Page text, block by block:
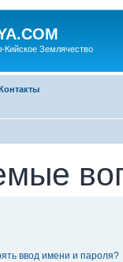
Землячество
ввод имени и пароля?